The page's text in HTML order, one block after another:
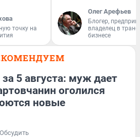
точку на
Олег Арефьев
Блогер,
владелец в
бизнесе
5 августа: муж дает
оголился
новые
Обсудить